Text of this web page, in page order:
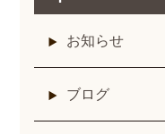
お知らせ
ブログ